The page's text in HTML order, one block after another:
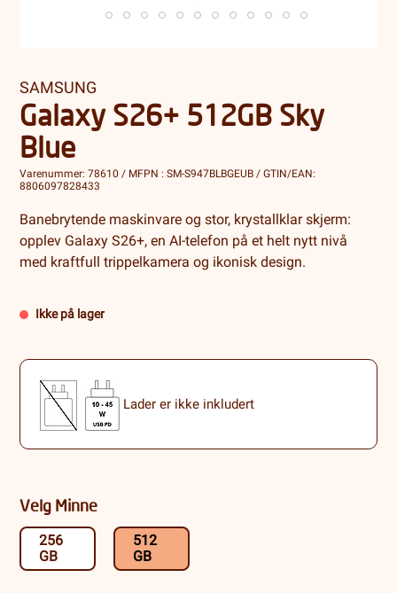
SAMSUNG
Galaxy S26+ 512GB Sky
Blue
Varenummer: 78610 / MFPN : SM-S947BLBGEUB / GTIN/EAN:
8806097828433
Banebrytende maskinvare og stor, krystallklar skjerm:
opplev Galaxy S26+, en AI-telefon på et helt nytt nivå
med kraftfull trippelkamera og ikonisk design.
Ikke på lager
Lader er ikke inkludert
Velg Minne
256
GB
512
GB